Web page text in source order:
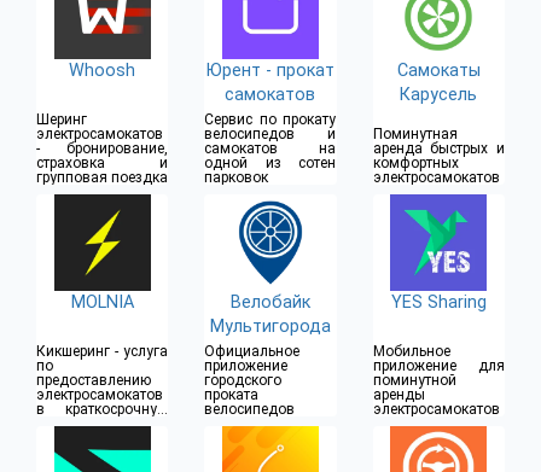
Whoosh
Шеринг
электросамокатов
- бронирование,
страховка и
групповая поездка
Юрент - прокат
самокатов
Сервис по прокату
велосипедов и
самокатов на
одной из сотен
парковок
Самокаты
Карусель
Поминутная
аренда быстрых и
комфортных
электросамокатов
MOLNIA
Кикшеринг - услуга
по
предоставлению
электросамокатов
в краткосрочную
аренду
Велобайк
Мультигорода
Официальное
приложение
городского
проката
велосипедов
YES Sharing
Мобильное
приложение для
поминутной
аренды
электросамокатов